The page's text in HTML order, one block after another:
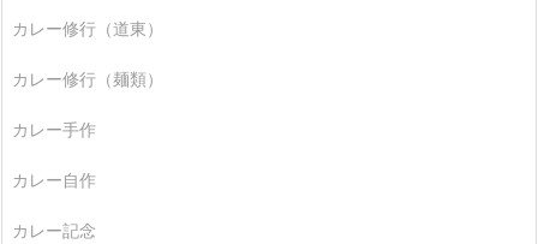
カレー修行（道東）
カレー修行（麺類）
カレー手作
カレー自作
カレー記念